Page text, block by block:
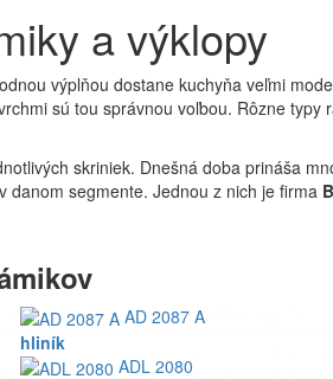
a výklopy
výplňou dostane kuchyňa veľmi
sú tou správnou voľbou. Rôzne
skriniek. Dnešná doba prináša
danom segmente. Jednou z nich je firma
AD 2087 A
hliník
ADL 2080